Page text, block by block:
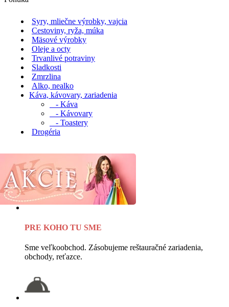
Syry, mliečne výrobky, vajcia
Cestoviny, ryža, múka
Mäsové výrobky
Oleje a octy
Trvanlivé potraviny
Sladkosti
Zmrzlina
Alko, nealko
Káva, kávovary, zariadenia
- Káva
- Kávovary
- Toastery
Drogéria
PRE KOHO TU SME
Sme veľkoobchod. Zásobujeme reštauračné zariadenia,
obchody, reťazce.